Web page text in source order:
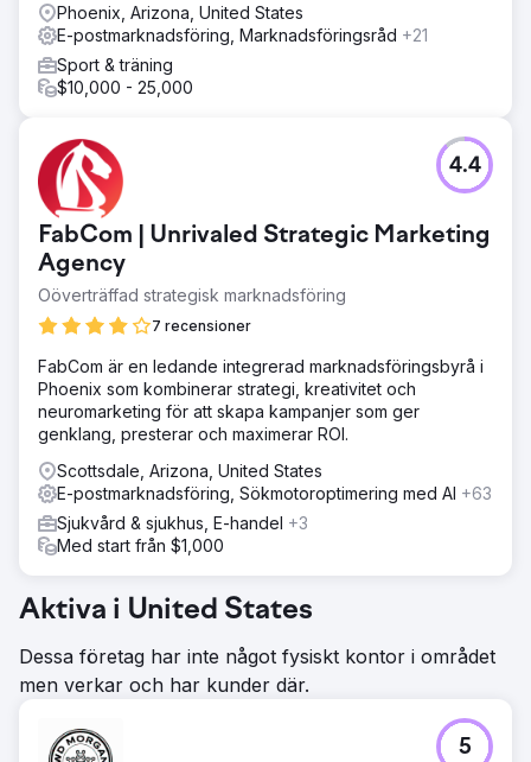
Gå till byråsida
Phoenix, Arizona, United States
E-postmarknadsföring, Marknadsföringsråd +21
Sport & träning
$10,000 - 25,000
FabCom | Unrivaled Strategic Marketing
Agency
Oöverträffad strategisk marknadsföring
7 recensioner
4.4
FabCom är en ledande integrerad marknadsföringsbyrå i
Phoenix som kombinerar strategi, kreativitet och
neuromarketing för att skapa kampanjer som ger
genklang, presterar och maximerar ROI.
Scottsdale, Arizona, United States
E-postmarknadsföring, Sökmotoroptimering med AI +63
Sjukvård & sjukhus, E-handel +3
Med start från $1,000
Aktiva i United States
Dessa företag har inte något fysiskt kontor i området
men verkar och har kunder där.
5